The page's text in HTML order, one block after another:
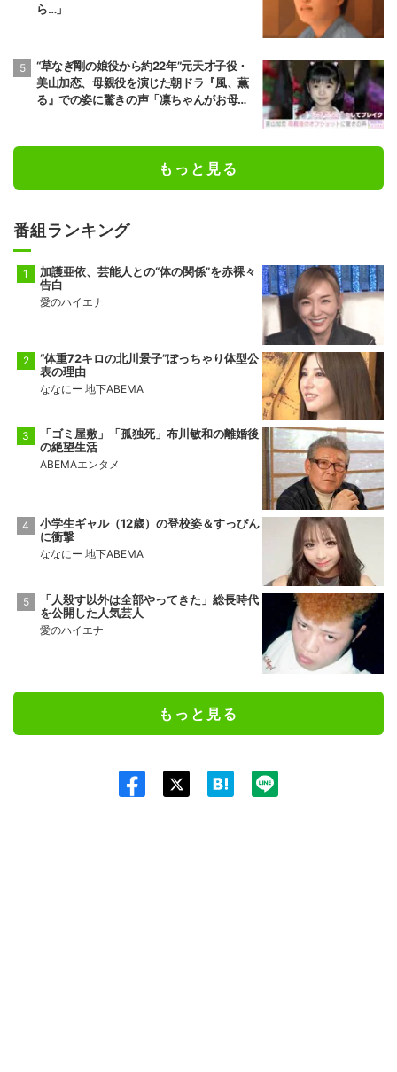
ら…」
“草なぎ剛の娘役から約22年”元天才子役・
美山加恋、母親役を演じた朝ドラ『風、薫
る』での姿に驚きの声「凛ちゃんがお母さ
もっと見る
番組ランキング
加護亜依、芸能人との“体の関係”を赤裸々
告白
愛のハイエナ
“体重72キロの北川景子”ぽっちゃり体型公
表の理由
ななにー 地下ABEMA
「ゴミ屋敷」「孤独死」布川敏和の離婚後
の絶望生活
ABEMAエンタメ
小学生ギャル（12歳）の登校姿＆すっぴん
に衝撃
ななにー 地下ABEMA
「人殺す以外は全部やってきた」総長時代
を公開した人気芸人
愛のハイエナ
もっと見る